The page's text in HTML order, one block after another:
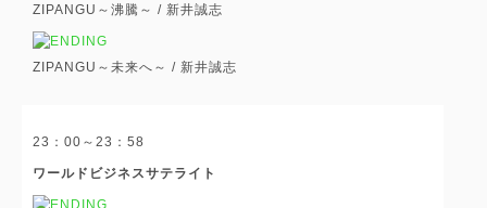
ZIPANGU～沸騰～ / 新井誠志
ZIPANGU～未来へ～ / 新井誠志
23：00～23：58
ワールドビジネスサテライト